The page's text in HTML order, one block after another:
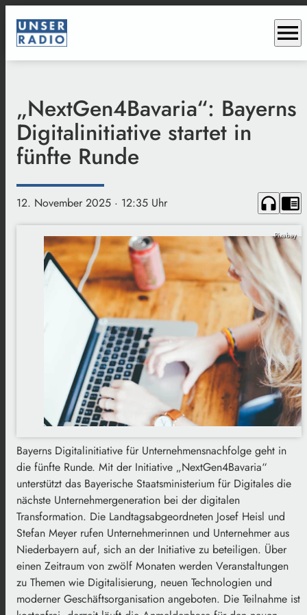
menu
„NextGen4Bavaria“: Bayerns
Digitalinitiative startet in
fünfte Runde
12. November 2025 · 12:35 Uhr headphones chrome_reader_mode
Pixabay
Bayerns Digitalinitiative für Unternehmensnachfolge geht in
die fünfte Runde. Mit der Initiative „NextGen4Bavaria“
unterstützt das Bayerische Staatsministerium für Digitales die
nächste Unternehmergeneration bei der digitalen
Transformation. Die Landtagsabgeordneten Josef Heisl und
Stefan Meyer rufen Unternehmerinnen und Unternehmer aus
Niederbayern auf, sich an der Initiative zu beteiligen. Über
einen Zeitraum von zwölf Monaten werden Veranstaltungen
zu Themen wie Digitalisierung, neuen Technologien und
moderner Geschäftsorganisation angeboten. Die Teilnahme ist